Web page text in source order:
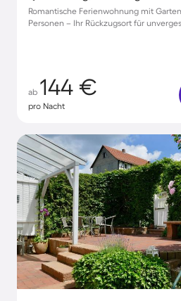
Romantische Ferienwohnung mit
Personen – Ihr Rückzugsort für
ab 144 €
pro Nacht